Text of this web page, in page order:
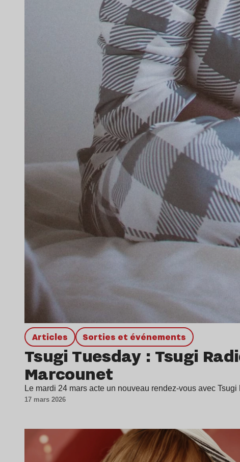
Articles Sorties et événements
Tsugi Tuesday : Tsugi
Marcounet
Le mardi 24 mars acte un nouveau rendez-vous avec
17 mars 2026